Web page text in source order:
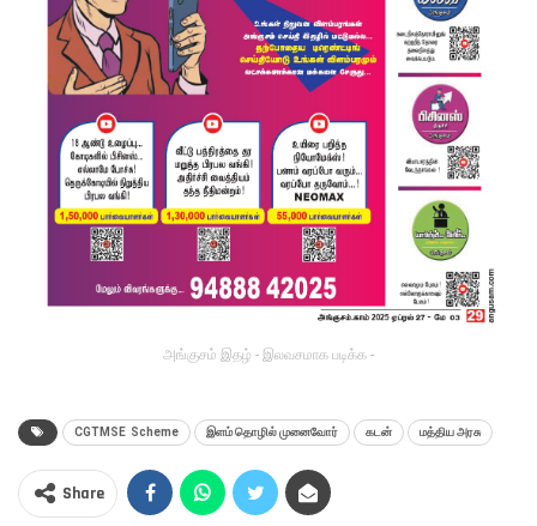
அங்குசம் இதழ் - இலவசமாக படிக்க -
CGTMSE Scheme இளம் தொழில் முனைவோர் கடன் மத்திய அரசு
Share